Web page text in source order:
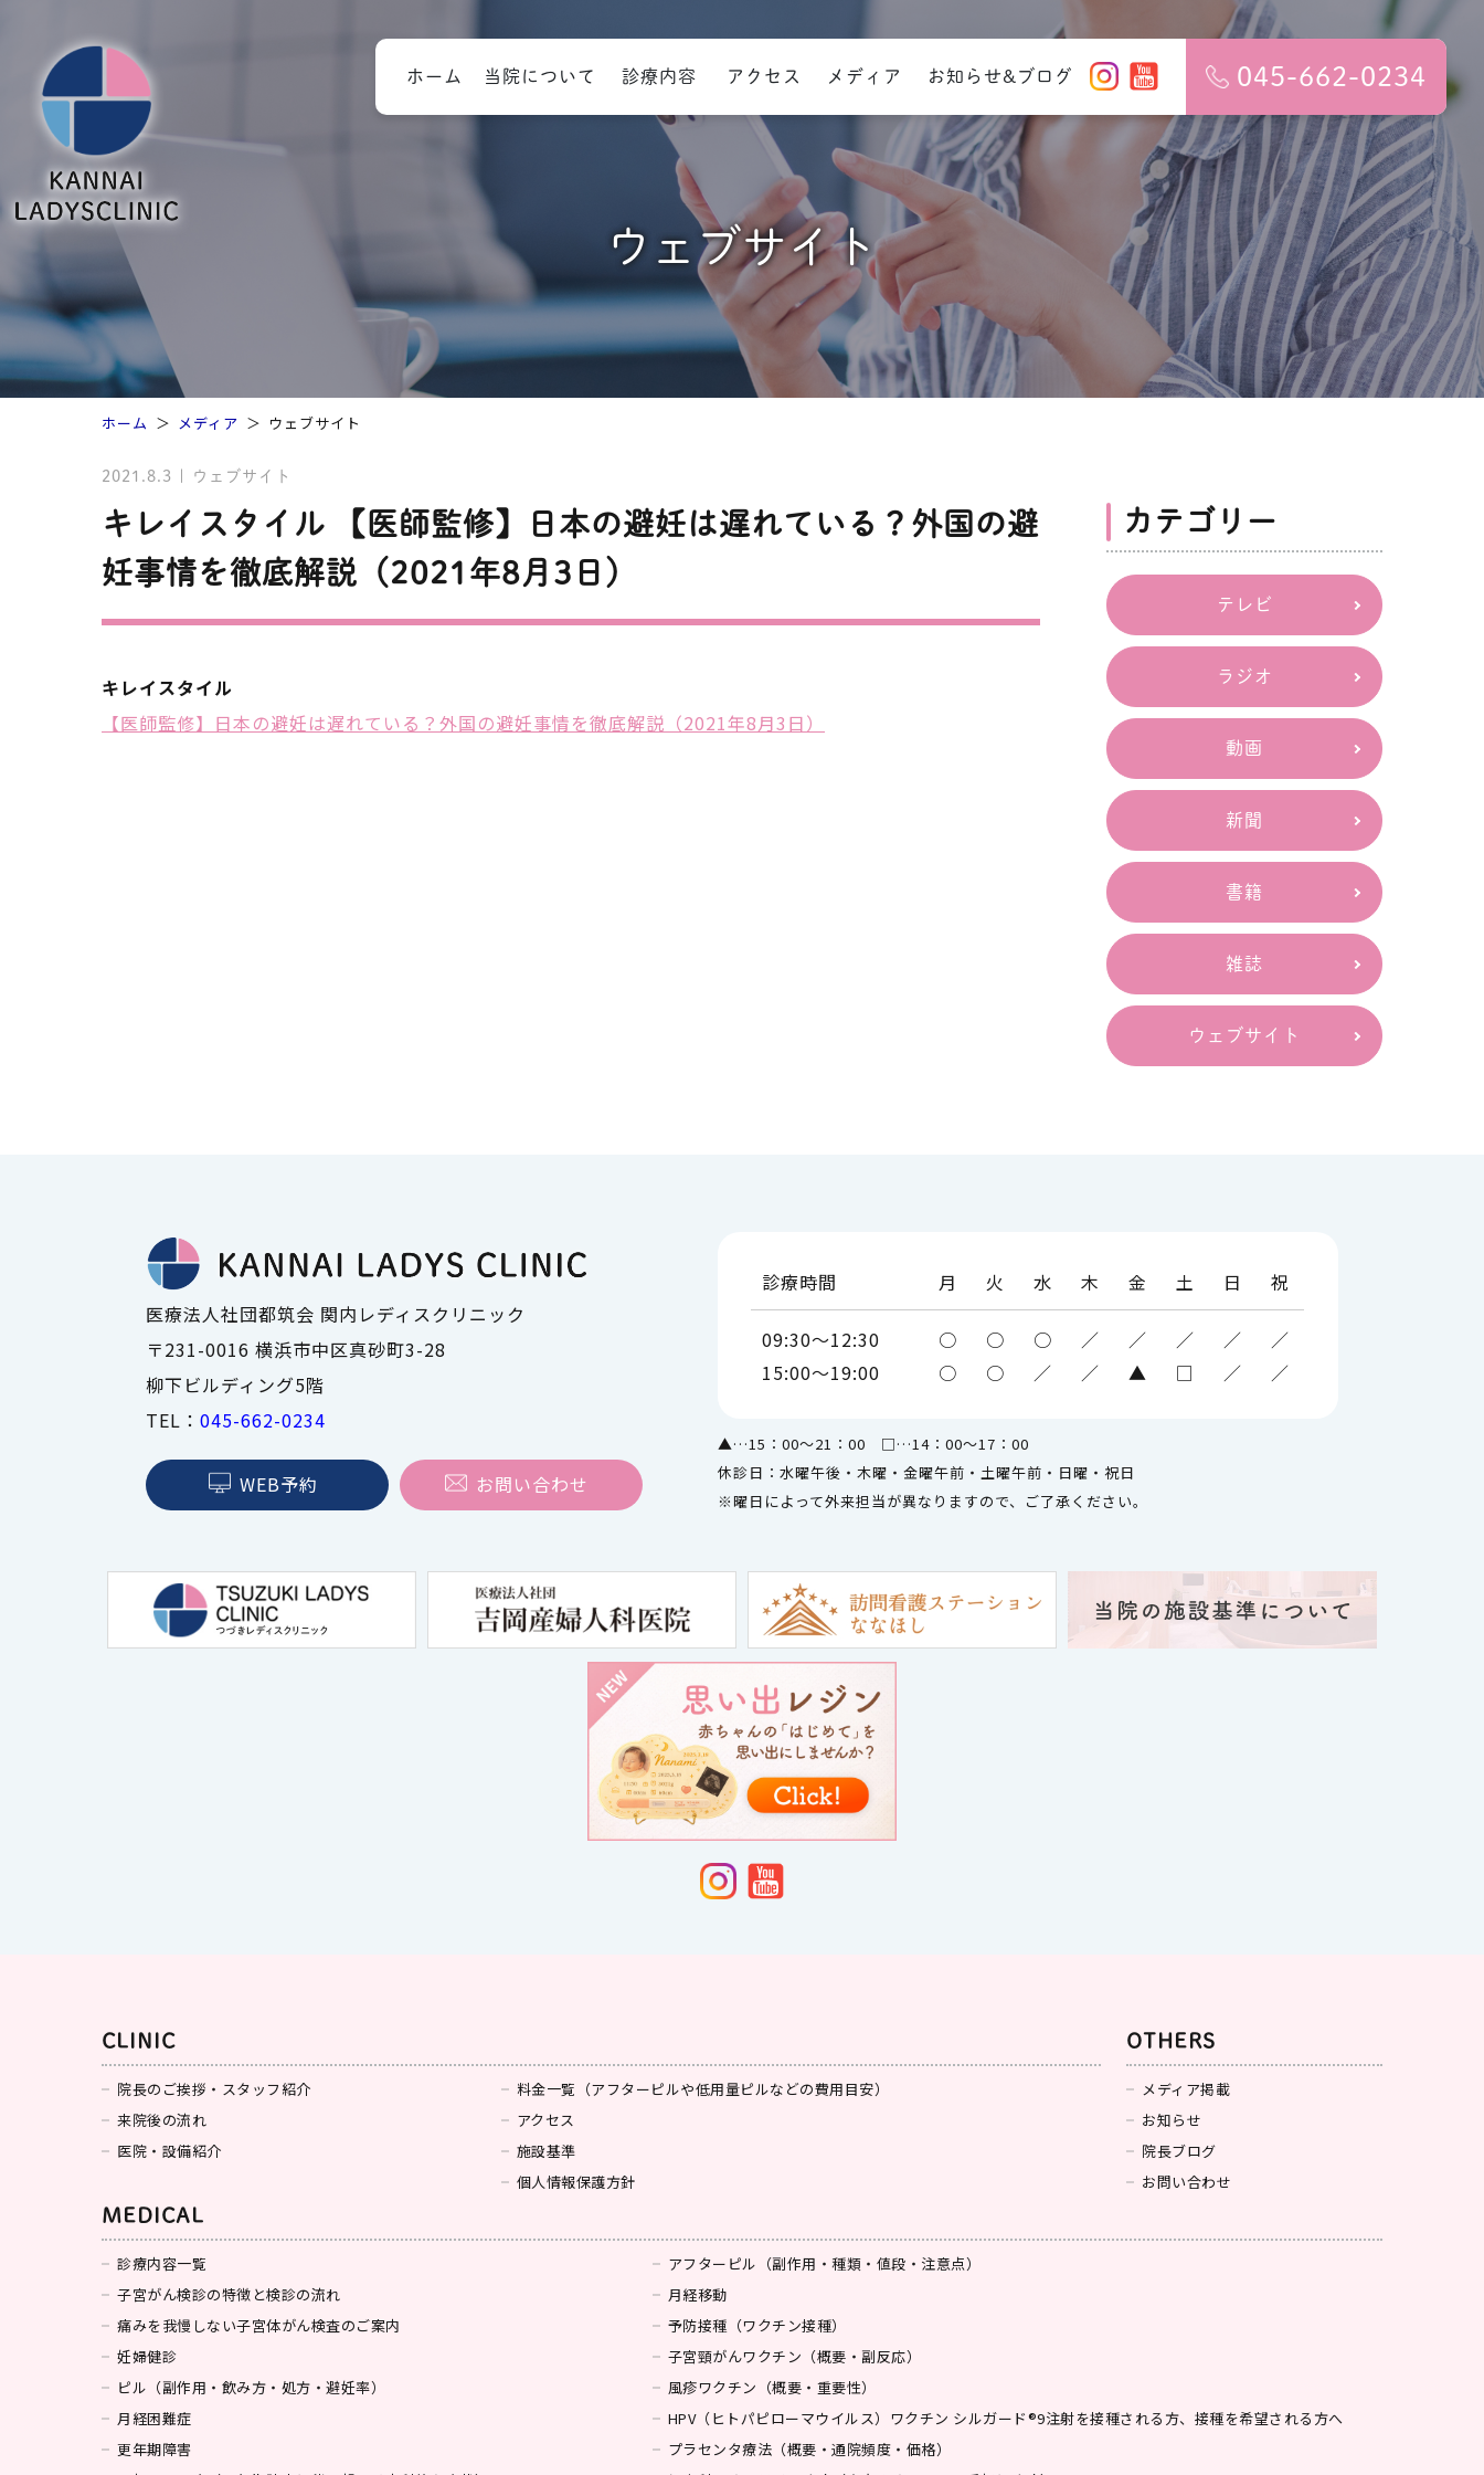
ホーム 当院について
来院後の流れ
料金一覧（アフターピルや低用量
ピルなどの費用目安）
医院・設備紹介
施設基準
診療内容
子宮がん検診の特徴と検診の流れ
痛みを我慢しない子宮体がん検査のご案
内
妊婦健診
不妊外来（ED症とは・治療方針）
人工妊娠中絶の不安を解決（痛み・費
用・当日の流れ・未成年の場合）
アフターピル（副作用・種類・値段・注
予防接種（ワクチン接種） 子宮頸がんワクチン（概要・副反応）
風疹ワクチン（概要・重要性）
HPV（ヒトパピローマウイルス）ワクチ
ンシルガード®9注射を接種される方、接
プラセンタ療法（概要・通院頻度・価
格）
婦人科のオンライン診療（自宅やオフィ
痛みの少ないダイエット注射（GLP-1作
動薬）
思い出レジン
アクセス メディア お知らせ&ブログ 045-662-0234
個人情報保護方針
ピル（副作用・飲み方・処方・避妊
月経困難症 更年期障害
骨粗しょう症（更年期障害に伴い起
こる内科的な症状）
スポーツ医学外来 不妊外来（ED症とは・治療方針）
健康診断
滴外来）について
費用・当日の流れ・未成年の場合）
脱毛）
唾液検査について
アフターピル（副作用・種類・値
子宮頸がんワクチン（概要・副反
婦人科のオンライン診療（自宅やオ
フィスで手軽に診療）
訪問診療について
美容点滴 美容内服・健康食品 ブライダルチェック
ウェブサイト
ホーム メディア ウェブサイト
2021.8.3 | ウェブサイト
キレイスタイル 【医師監修】日本の避妊は遅れている？外国の避
妊事情を徹底解説（2021年8月3日）
キレイスタイル
【医師監修】日本の避妊は遅れている？外国の避妊事情を徹底解説（2021年8月3日）
カテゴリー
テレビ
ラジオ
動画
新聞
書籍
雑誌
ウェブサイト
医療法人社団都筑会 関内レディスクリニック
〒231-0016 横浜市中区真砂町3-28
柳下ビルディング5階
TEL： 045-662-0234
WEB予約 お問い合わせ
診療時間 月 火 水 木 金 土 日 祝
09:30～12:30 ○ ○ ○ ／ ／ ／ ／
／
15:00～19:00
○ ○ ／ ／ ▲ □ ／ ／
▲…15：00～21：00 □…14：00～17：00
休診日：水曜午後・木曜・金曜午前・土曜午前・日曜・祝日
※曜日によって外来担当が異なりますので、ご了承ください。
CLINIC
院長のご挨拶・スタッフ紹介
来院後の流れ
医院・設備紹介
料金一覧（アフターピルや低用量ピルなどの費用目安）
アクセス
施設基準
個人情報保護方針
OTHERS
メディア掲載
お知らせ
院長ブログ
お問い合わせ
MEDICAL
診療内容一覧
子宮がん検診の特徴と検診の流れ
痛みを我慢しない子宮体がん検査のご案内
妊婦健診
ピル（副作用・飲み方・処方・避妊率）
月経困難症
更年期障害
アフターピル（副作用・種類・値段・注意点）
月経移動
予防接種（ワクチン接種）
子宮頸がんワクチン（概要・副反応）
風疹ワクチン（概要・重要性）
HPV（ヒトパピローマウイルス）ワクチン シルガード®9注射を接種される方、接種を希望される方へ
プラセンタ療法（概要・通院頻度・価格）